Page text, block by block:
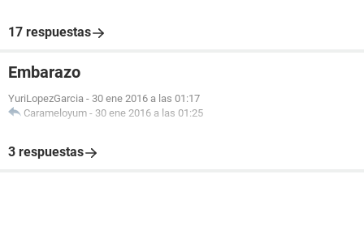
17 respuestas
Embarazo
YuriLopezGarcia - 30 ene 2016 a las 01:17
Carameloyum - 30 ene 2016 a las 01:25
3 respuestas